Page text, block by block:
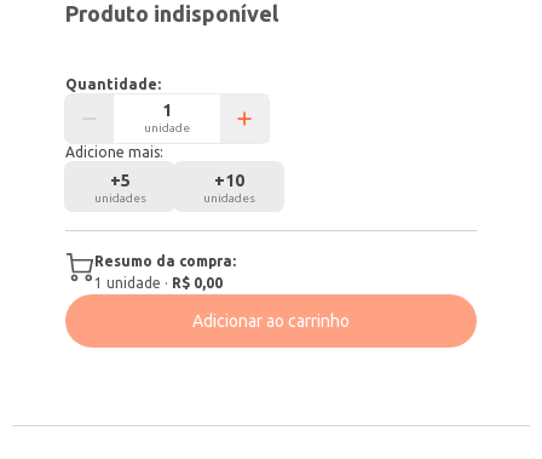
Produto indisponível
Quantidade:
unidade
Adicione mais:
+5
unidades
+10
unidades
Resumo da compra:
1 unidade · R$ 0,00
Adicionar ao carrinho